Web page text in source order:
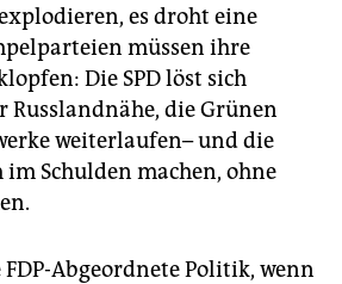
es droht eine
müssen ihre
Die SPD löst sich
Russlandnähe, die Grünen
weiterlaufen– und die
im Schulden machen, ohne
Abgeordnete Politik, wenn